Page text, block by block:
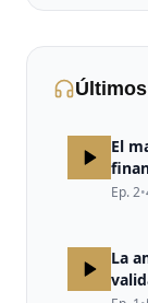
El
la
Ep.2•
La